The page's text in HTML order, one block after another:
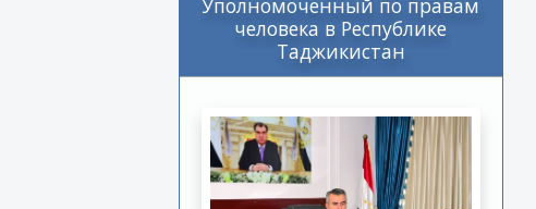
человека в Республике
Таджикистан